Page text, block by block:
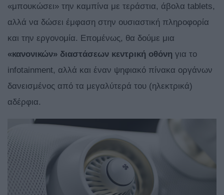
«μπουκώσει» την καμπίνα με τεράστια, άβολα tablets,
αλλά να δώσει έμφαση στην ουσιαστική πληροφορία
και την εργονομία. Επομένως, θα δούμε μια
«κανονικών» διαστάσεων κεντρική οθόνη για το
infotainment, αλλά και έναν ψηφιακό πίνακα οργάνων
δανεισμένος από τα μεγαλύτερά του (ηλεκτρικά)
αδέρφια.